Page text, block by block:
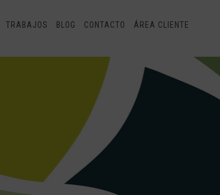
TRABAJOS BLOG CONTACTO ÁREA CLIENTE